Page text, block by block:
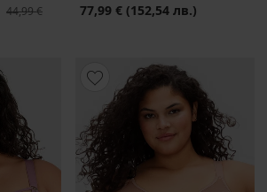
Първоначална цена
44,99 €
77,99 € (152,54 лв.)